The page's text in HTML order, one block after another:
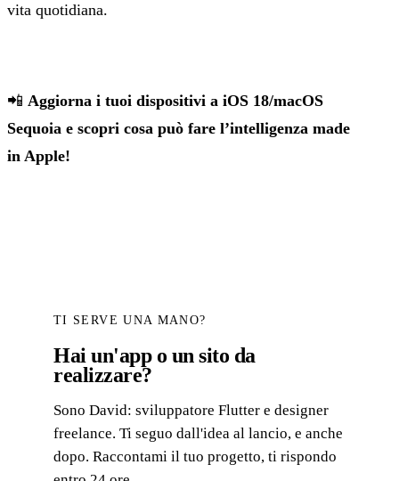
vita quotidiana.
📲 Aggiorna i tuoi dispositivi a iOS 18/macOS
Sequoia e scopri cosa può fare l’intelligenza made
in Apple!
TI SERVE UNA MANO?
Hai un'app o un sito da
realizzare?
Sono David: sviluppatore Flutter e designer
freelance. Ti seguo dall'idea al lancio, e anche
dopo. Raccontami il tuo progetto, ti rispondo